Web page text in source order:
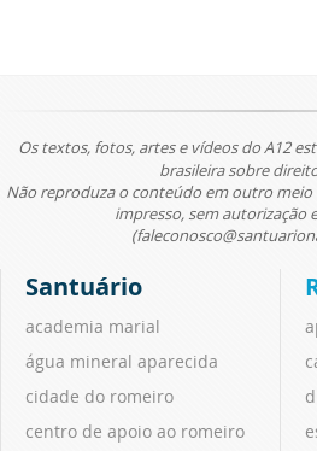
Os textos, fotos, artes e vídeos do A12
brasileira sobre
Não reproduza o conteúdo em outro
impresso, sem autorização
Santuário
academia marial
água mineral aparecida
cidade do romeiro
centro de apoio ao romeiro